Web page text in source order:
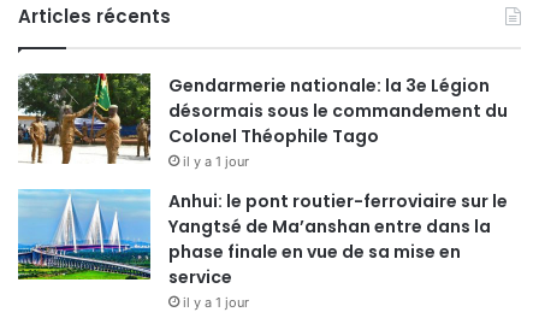
Articles récents
Gendarmerie nationale: la 3e Légion
désormais sous le commandement du
Colonel Théophile Tago
il y a 1 jour
Anhui: le pont routier-ferroviaire sur le
Yangtsé de Ma’anshan entre dans la
phase finale en vue de sa mise en
service
il y a 1 jour